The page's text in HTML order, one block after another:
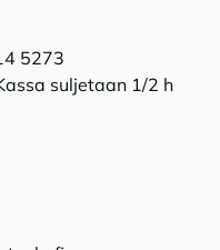
5273
suljetaan 1/2 h